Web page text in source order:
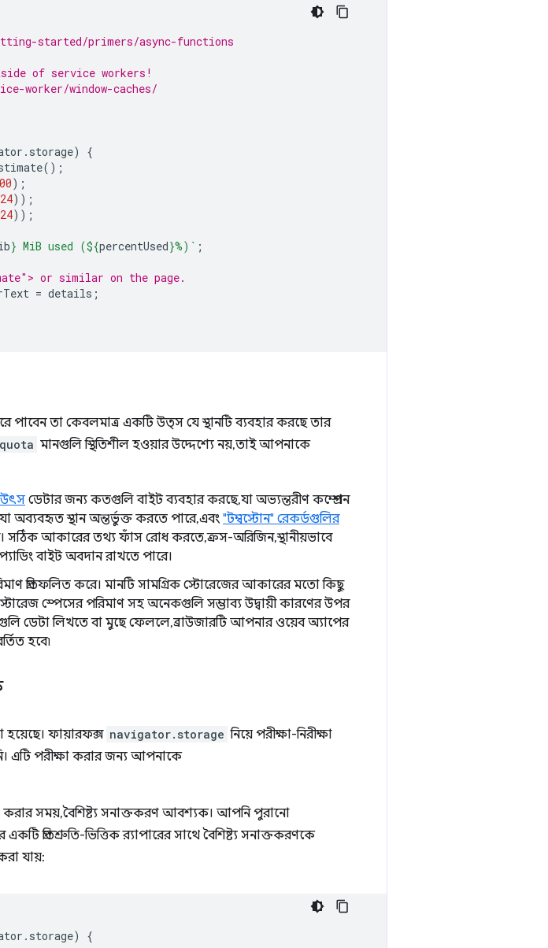
started/primers/async-functions
of service workers!
worker/window-caches/
. storage)
{
();
);
));
));
} MiB used (${percentUsed}%)` ;
or similar on the page.
= details ;
তা কেবলমাত্র একটি উত্স যে স্থানটি ব্যবহার করছে তার
quota মানগুলি স্থিতিশীল হওয়ার উদ্দেশ্যে নয়, তাই আপনাকে
ডেটার জন্য কতগুলি বাইট ব্যবহার করছে, যা অভ্যন্তরীণ কম্প্রেশন
অব্যবহৃত স্থান অন্তর্ভুক্ত করতে পারে, এবং "টম্বস্টোন" রেকর্ডগুলির
সঠিক আকারের তথ্য ফাঁস রোধ করতে, ক্রস-অরিজিন, স্থানীয়ভাবে
বাইট অবদান রাখতে পারে।
প্রতিফলিত করে। মানটি সামগ্রিক স্টোরেজের আকারের মতো কিছু
স্পেসের পরিমাণ সহ অনেকগুলি সম্ভাব্য উদ্বায়ী কারণের উপর
ডেটা লিখতে বা মুছে ফেললে, ব্রাউজারটি আপনার ওয়েব অ্যাপের
হবে৷
ফায়ারফক্স navigator.storage নিয়ে পরীক্ষা-নিরীক্ষা
এটি পরীক্ষা করার জন্য আপনাকে
করার সময়, বৈশিষ্ট্য সনাক্তকরণ আবশ্যক। আপনি পুরানো
প্রতিশ্রুতি-ভিত্তিক র‍্যাপারের সাথে বৈশিষ্ট্য সনাক্তকরণকে
যায়:
. storage)
{